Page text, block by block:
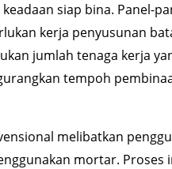
siap bina. Panel-
kerja penyusunan
jumlah tenaga kerja
tempoh
melibatkan
mortar.